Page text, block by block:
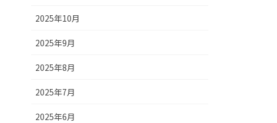
2025年10月
2025年9月
2025年8月
2025年7月
2025年6月